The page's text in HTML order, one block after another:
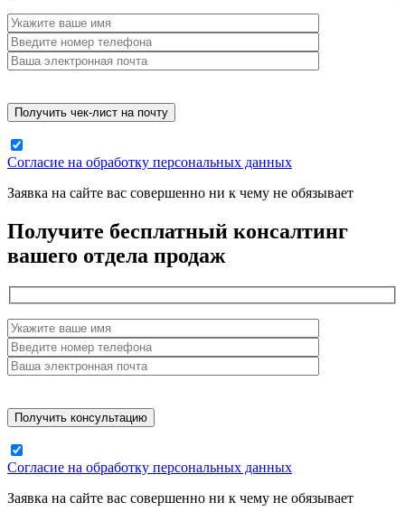
Согласие на обработку персональных данных
Заявка на сайте вас совершенно ни к чему не обязывает
Получите бесплатный консалтинг
вашего отдела продаж
Согласие на обработку персональных данных
Заявка на сайте вас совершенно ни к чему не обязывает